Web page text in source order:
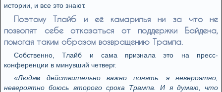
истории, и все это знают.
Поэтому Тлайб и её камарилья ни за что не
позволят себе отказаться от поддержки Байдена,
помогая таким образом возвращению Трампа.
Собственно, Тлайб и сама признала это на пресс-
конференции в минувший четверг.
«Людям действительно важно понять: я невероятно,
невероятно боюсь второго срока Трампа. И я думаю, что